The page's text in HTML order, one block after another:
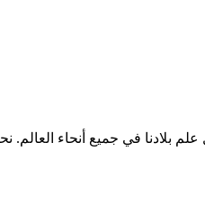
بلادنا في جميع أنحاء العالم.